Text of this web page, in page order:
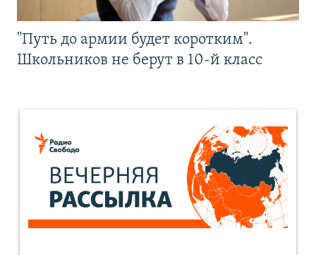
"Путь до армии будет коротким".
Школьников не берут в 10-й класс